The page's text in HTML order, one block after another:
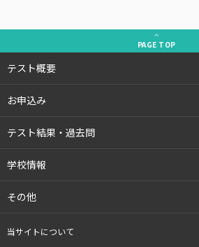
PAGE TOP
テスト概要
お申込み
テスト結果・過去問
学校情報
その他
当サイトについて